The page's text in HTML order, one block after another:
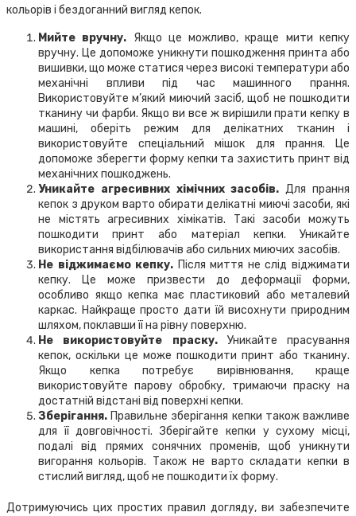
кольорів і бездоганний вигляд кепок.
Мийте вручну. Якщо це можливо, краще мити кепку
вручну. Це допоможе уникнути пошкодження принта або
вишивки, що може статися через високі температури або
механічні впливи під час машинного прання.
Використовуйте м’який миючий засіб, щоб не пошкодити
тканину чи фарби. Якщо ви все ж вирішили прати кепку в
машині, оберіть режим для делікатних тканин і
використовуйте спеціальний мішок для прання. Це
допоможе зберегти форму кепки та захистить принт від
механічних пошкоджень.
Уникайте агресивних хімічних засобів.Для прання
кепок з друком варто обирати делікатні миючі засоби, які
не містять агресивних хімікатів. Такі засоби можуть
пошкодити принт або матеріал кепки. Уникайте
використання відбілювачів або сильних миючих засобів.
Не віджимаємо кепку. Після миття не слід віджимати
кепку. Це може призвести до деформації форми,
особливо якщо кепка має пластиковий або металевий
каркас. Найкраще просто дати їй висохнути природним
шляхом, поклавши її на рівну поверхню.
Не використовуйте праску. Уникайте прасування
кепок, оскільки це може пошкодити принт або тканину.
Якщо кепка потребує вирівнювання, краще
використовуйте парову обробку, тримаючи праску на
достатній відстані від поверхні кепки.
Зберігання. Правильне зберігання кепки також важливе
для її довговічності. Зберігайте кепки у сухому місці,
подалі від прямих сонячних променів, щоб уникнути
вигорання кольорів. Також не варто складати кепки в
стислий вигляд, щоб не пошкодити їх форму.
Дотримуючись цих простих правил догляду, ви забезпечите